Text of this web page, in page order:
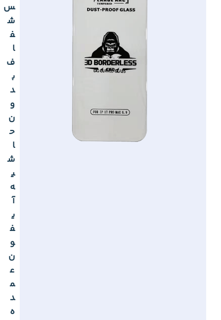
س
ش
ف
ا
ف
ب
د
و
ن
ح
ا
ش
ی
ه
آ
ی
ف
و
ن
ع
م
د
ه